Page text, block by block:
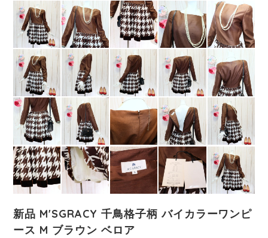
新品 M'SGRACY 千鳥格子柄 バイカラーワンピ
ース M ブラウン ベロア